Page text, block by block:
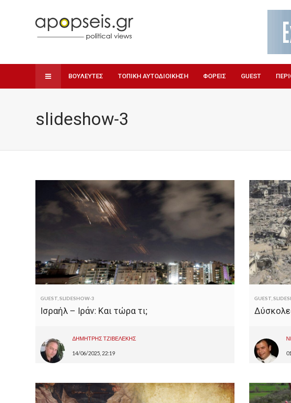
ΒΟΥΛΕΥΤΕΣ ΤΟΠΙΚΗ ΑΥΤΟΔΙΟΙΚΗΣΗ ΦΟΡΕΙΣ GUEST
slideshow-3
GUEST SLIDESHOW-3
Ισραήλ – Ιράν: Και τώρα τι;
ΔΗΜΗΤΡΗΣ ΤΖΙΒΕΛΕΚΗΣ
14/06/2025, 22:19
GUEST ,